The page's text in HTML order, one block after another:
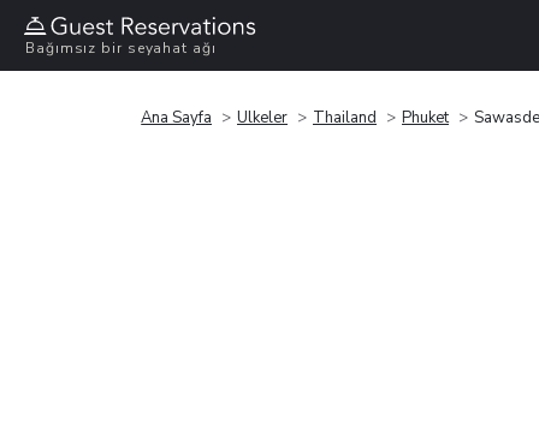
Bağımsız bir seyahat ağı
Ana Sayfa Ülkeler Thailand Phuket